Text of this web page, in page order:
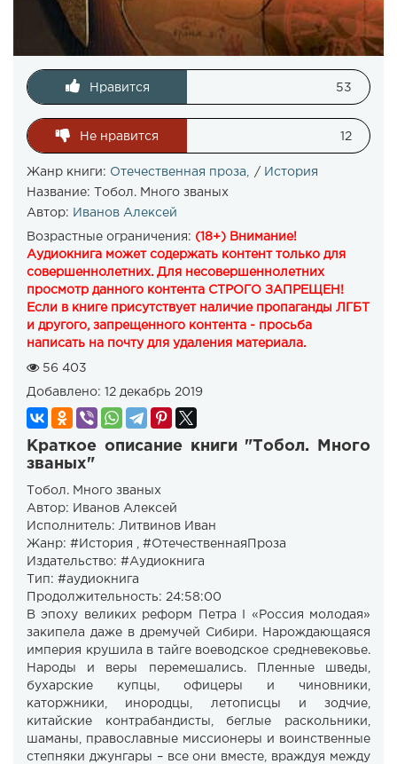
Нравится 53
Не нравится 12
Жанр книги: Отечественная проза / История
Название: Тобол. Много званых
Автор: Иванов Алексей
Возрастные ограничения: (18+) Внимание!
Аудиокнига может содержать контент только для
совершеннолетних. Для несовершеннолетних
просмотр данного контента СТРОГО ЗАПРЕЩЕН!
Если в книге присутствует наличие пропаганды ЛГБТ
и другого, запрещенного контента - просьба
написать на почту для удаления материала.
56 403
Добавлено: 12 декабрь 2019
Краткое описание книги "Тобол. Много
званых"
Тобол. Много званых
Автор: Иванов Алексей
Исполнитель: Литвинов Иван
Жанр: #История , #ОтечественнаяПроза
Издательство: #Аудиокнига
Тип: #аудиокнига
Продолжительность: 24:58:00
В эпоху великих реформ Петра I «Россия молодая»
закипела даже в дремучей Сибири. Нарождающаяся
империя крушила в тайге воеводское средневековье.
Народы и веры перемешались. Пленные шведы,
бухарские купцы, офицеры и чиновники,
каторжники, инородцы, летописцы и зодчие,
китайские контрабандисты, беглые раскольники,
шаманы, православные миссионеры и воинственные
степняки джунгары – все они вместе, враждуя между